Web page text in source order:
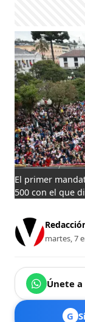
El primer
500 con el que
martes, 7
Únete
G